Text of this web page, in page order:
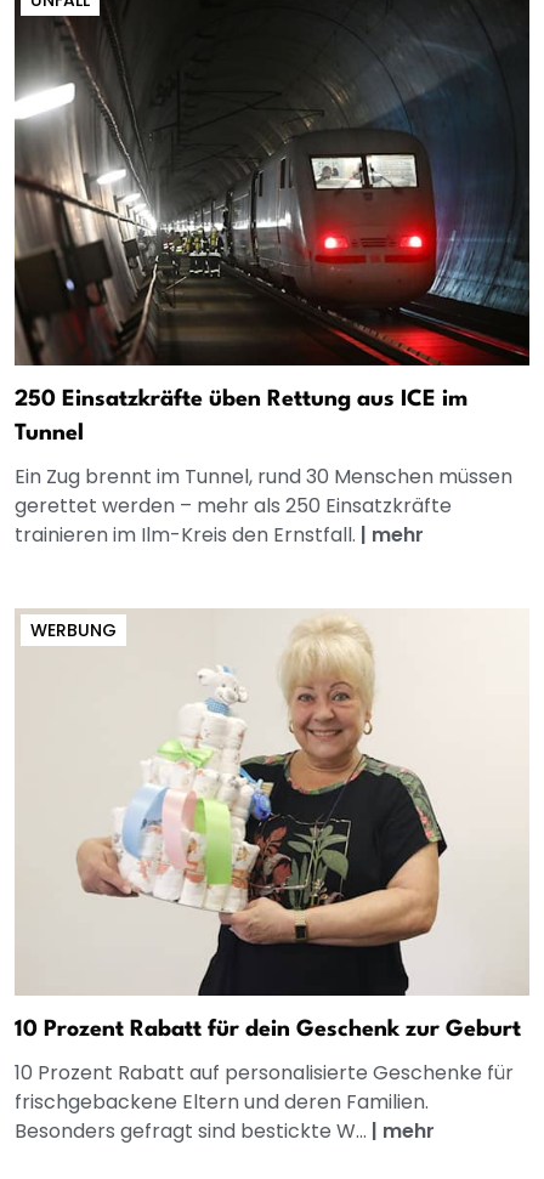
250 Einsatzkräfte üben Rettung aus ICE im
Tunnel
Ein Zug brennt im Tunnel, rund 30 Menschen müssen
gerettet werden – mehr als 250 Einsatzkräfte
trainieren im Ilm-Kreis den Ernstfall. | mehr
WERBUNG
10 Prozent Rabatt für dein Geschenk zur Geburt
10 Prozent Rabatt auf personalisierte Geschenke für
frischgebackene Eltern und deren Familien.
Besonders gefragt sind bestickte W... | mehr